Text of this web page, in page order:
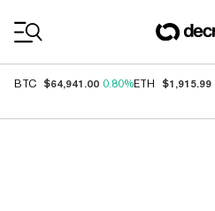
BTC $64,941.00 0.80%ETH $1,915.99